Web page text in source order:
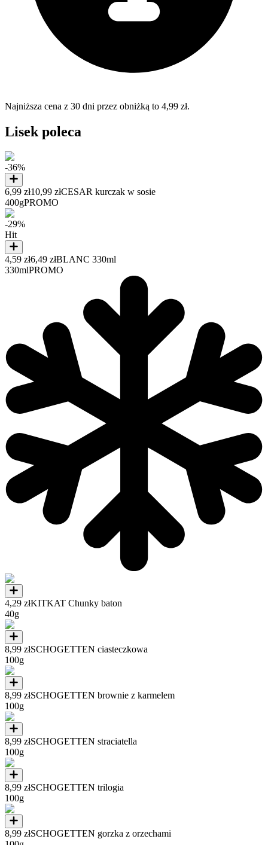
Najniższa cena z 30 dni przez obniżką to 4,99 zł.
Lisek poleca
-36%
6,99 zł10,99 złCESAR kurczak w sosie
400gPROMO
-29%
Hit
4,59 zł6,49 złBLANC 330ml
330mlPROMO
4,29 złKITKAT Chunky baton
40g
8,99 złSCHOGETTEN ciasteczkowa
100g
8,99 złSCHOGETTEN brownie z karmelem
100g
8,99 złSCHOGETTEN straciatella
100g
8,99 złSCHOGETTEN trilogia
100g
8,99 złSCHOGETTEN gorzka z orzechami